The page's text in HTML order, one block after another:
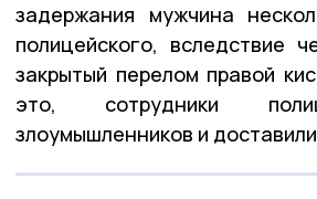
задержания мужчина
полицейского, вследствие
закрытый перелом правой
это, сотрудники
злоумышленников и